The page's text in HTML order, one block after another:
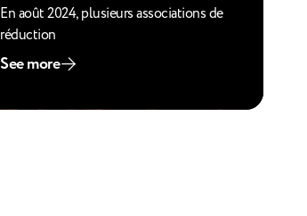
En août 2024, plusieurs associations de
réduction
See more